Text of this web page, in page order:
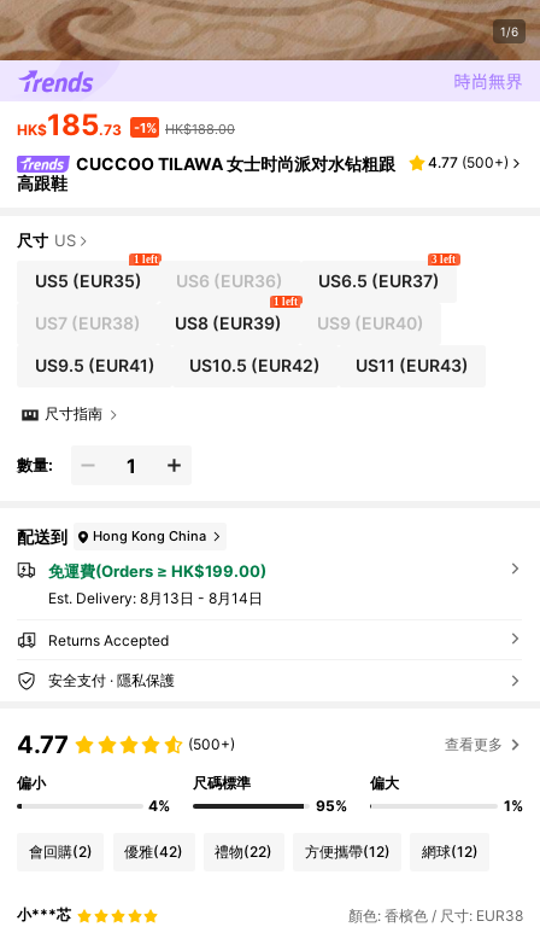
1/6
HK$185.73 -1% HK$188.00
CUCCOO TILAWA 女士时尚派对水钻粗跟
高跟鞋
4.77 (500+)
尺寸 US
US5 (EUR35)
1 left
US6 (EUR36) US6.5 (EUR37)
3 left
US7(EUR38) US8 (EUR39)
1 left
US9 (EUR40)
US9.5 (EUR41) US10.5 (EUR42) US11 (EUR43)
尺寸指南
數量:
配送到 Hong Kong China
免運費(Orders ≥ HK$199.00)
​Est. Delivery: 8月13日 - 8月14日
Returns Accepted
安全支付 · 隱私保護
4.77 (500+) 查看更多
偏小
4%
尺碼標準
95%
偏大
1%
會回購(2) 優雅(42) 禮物(22) 方便攜帶(12) 網球(12)
小***芯 顏色: 香檳色 / 尺寸: EUR38